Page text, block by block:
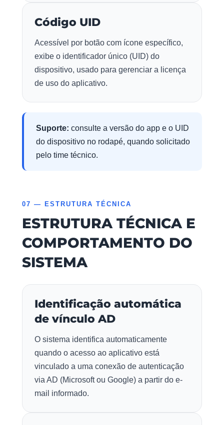
Código UID
Acessível por botão com ícone específico,
exibe o identificador único (UID) do
dispositivo, usado para gerenciar a licença
de uso do aplicativo.
Suporte: consulte a versão do app e o UID
do dispositivo no rodapé, quando solicitado
pelo time técnico.
07 — ESTRUTURA TÉCNICA
ESTRUTURA TÉCNICA E
COMPORTAMENTO DO
SISTEMA
Identificação automática
de vínculo AD
O sistema identifica automaticamente
quando o acesso ao aplicativo está
vinculado a uma conexão de autenticação
via AD (Microsoft ou Google) a partir do e-
mail informado.